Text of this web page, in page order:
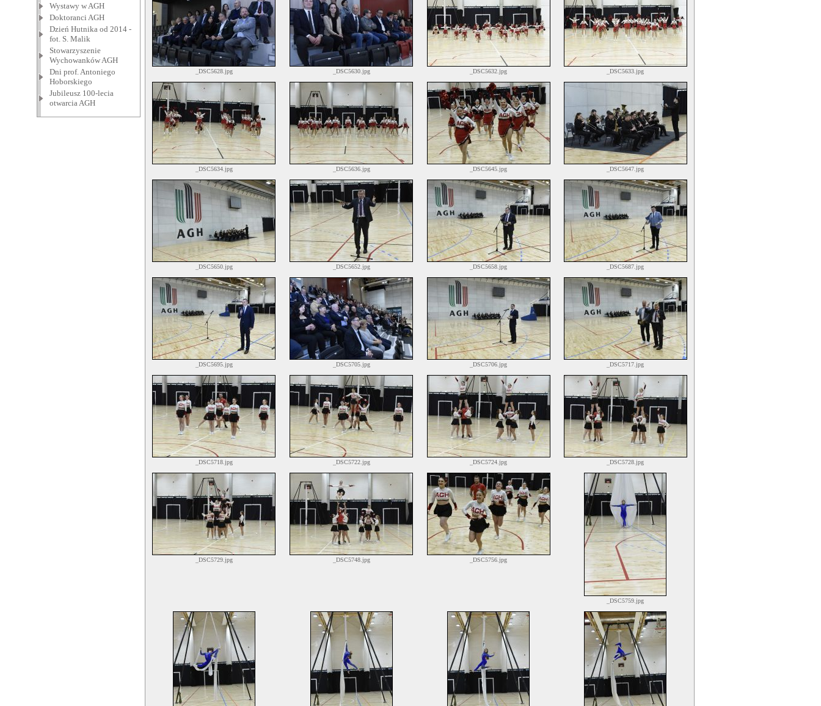
Wystawy w AGH
Doktoranci AGH
Dzień Hutnika od 2014 -
fot. S. Malik
Stowarzyszenie
Wychowanków AGH
Dni prof. Antoniego
Hoborskiego
Jubileusz 100-lecia
otwarcia AGH
_DSC5628.jpg _DSC5630.jpg _DSC5632.jpg _DSC5633.jpg
_DSC5634.jpg _DSC5636.jpg _DSC5645.jpg _DSC5647.jpg
_DSC5650.jpg _DSC5652.jpg _DSC5658.jpg _DSC5687.jpg
_DSC5695.jpg _DSC5705.jpg _DSC5706.jpg _DSC5717.jpg
_DSC5718.jpg _DSC5722.jpg _DSC5724.jpg _DSC5728.jpg
_DSC5729.jpg _DSC5748.jpg _DSC5756.jpg
_DSC5759.jpg